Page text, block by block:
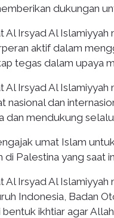
dukungan
Al Irsyad Al
aktif dalam
tegas dalam upaya
Al Irsyad Al
nasional dan
dan mendukung
umat Islam
di Palestina yang saat
Al Irsyad Al
Indonesia, Badan
bentuk ikhtiar agar